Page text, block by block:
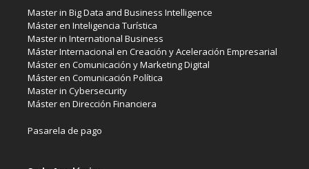
Master in Big Data and Business Intelligence
Máster en Inteligencia Turística
Master in International Business
Máster Internacional en Creación y Aceleración Empresarial
Máster en Comunicación y Marketing Digital
Máster en Comunicación Política
Master in Cybersecurity
Máster en Dirección Financiera
Pasarela de pago